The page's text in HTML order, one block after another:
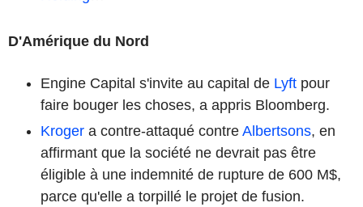
D'Amérique du Nord
Engine Capital s'invite au capital de Lyft pour
faire bouger les choses, a appris Bloomberg.
Kroger a contre-attaqué contre Albertsons, en
affirmant que la société ne devrait pas être
éligible à une indemnité de rupture de 600 M$,
parce qu'elle a torpillé le projet de fusion.